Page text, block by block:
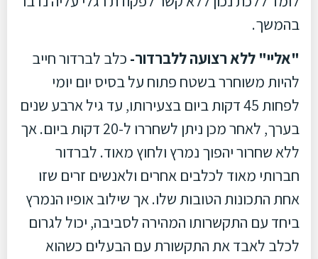
בהמשך.
"אליי" ללא רצועה ללברדור-כלב לברדור חייב
להיות משוחרר בשטח פתוח על בסיס יום יומי
לפחות 45 דקות ביום בצעירותו, עד גיל ארבע שנים
בערך, לאחר מכן ניתן לשחררו ל-20 דקות ביום. אך
ללא שחרור יהפוך נמרץ ולחוץ מאוד. לברדור
חברותי מאוד לכלבים אחרים ולאנשים זרים שזו
אחת התכונות הטובות שלו. אך שילוב אופיו הנמרץ
ביחד עם התקשרותו המהירה לסביבה, יכול לגרום
לכלב לאבד את התקשורת עם הבעלים כשהוא